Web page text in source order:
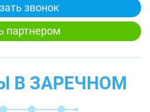
звонок
партнером
В ЗАРЕЧНОМ